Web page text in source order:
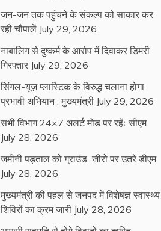
जन-जन तक पहुंचने के संकल्प को साकार कर
रही चौपालें July 29, 2026
नाबालिग से दुष्कर्म के आरोप में दिवाकर डिमरी
गिरफ्तार July 29, 2026
सिंगल-यूज़ प्लास्टिक के विरुद्ध चलाना होगा
प्रभावी अभियान : मुख्यमंत्री July 29, 2026
सभी विभाग 24×7 अलर्ट मोड पर रहेंः सीएम
July 28, 2026
जमीनी पड़ताल को ग्राउंड जीरो पर उतरे डीएम
July 28, 2026
मुख्यमंत्री की पहल से जनपद में विशेषज्ञ स्वास्थ्य
शिविरों का क्रम जारी July 28, 2026